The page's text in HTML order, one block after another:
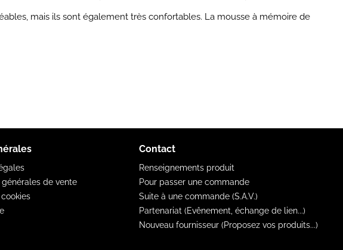
mais ils sont également très confortables. La mousse à mémoire de
de vente
Contact
Renseignements produit
Pour passer une commande
Suite à une commande (S.A.V.)
Partenariat (Evênement, échange de lien...)
Nouveau fournisseur (Proposez vos produits...)